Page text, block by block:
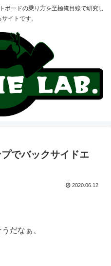
ボードの乗り方を至極俺目線で研究し
イトです。
でバックサイドエ
2020.06.12
だなぁ、